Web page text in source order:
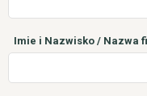
Imie i Nazwisko / Nazwa